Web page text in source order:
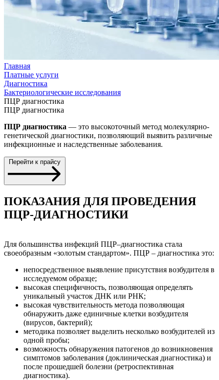
Главная
Платные услуги
Диагностика
Бактериологические исследования
ПЦР диагностика
ПЦР диагностика
ПЦР диагностика — это высокоточный метод молекулярно-
генетической диагностики, позволяющий выявить различные
инфекционные и наследственные заболевания.
Перейти к прайсу
ПОКАЗАНИЯ ДЛЯ ПРОВЕДЕНИЯ
ПЦР-ДИАГНОСТИКИ
Для большинства инфекций ПЦР–диагностика стала
своеобразным «золотым стандартом». ПЦР – диагностика это:
непосредственное выявление присутствия возбудителя в
исследуемом образце;
высокая специфичность, позволяющая определять
уникальный участок ДНК или РНК;
высокая чувствительность метода позволяющая
обнаружить даже единичные клетки возбудителя
(вирусов, бактерий);
методика позволяет выделить несколько возбудителей из
одной пробы;
возможность обнаружения патогенов до возникновения
симптомов заболевания (доклиническая диагностика) и
после прошедшей болезни (ретроспективная
диагностика).